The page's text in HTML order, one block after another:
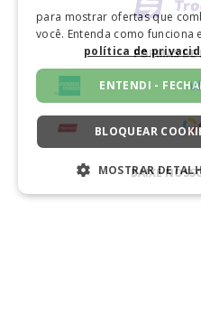
FORMAS
BAIXE
para mostrar ofertas que
você. Entenda como funciona
política de
ENTENDI -
BLOQUEAR
MOSTRAR
ESTRITAMENTE